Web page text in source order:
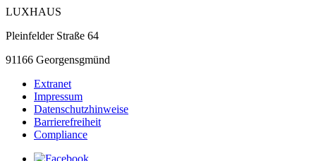
LUXHAUS
Pleinfelder Straße 64
91166 Georgensgmünd
Extranet
Impressum
Datenschutzhinweise
Barrierefreiheit
Compliance